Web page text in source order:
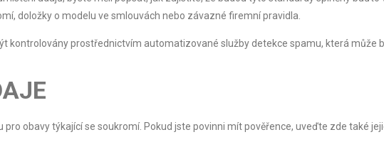
doložky o modelu ve smlouvách nebo závazné firemní pravidla.
kontrolovány prostřednictvím automatizované služby detekce spamu, která může
obavy týkající se soukromí. Pokud jste povinni mít pověřence, uveďte zde také